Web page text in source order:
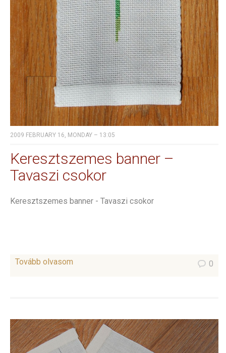
2009 FEBRUARY 16, MONDAY – 13:05
Keresztszemes banner –
Tavaszi csokor
Keresztszemes banner - Tavaszi csokor
Tovább olvasom 0